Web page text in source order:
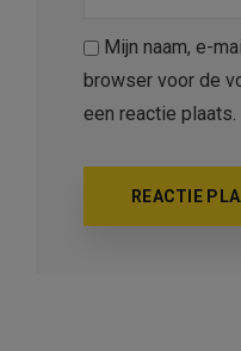
Mijn naam, e-
browser voor de
een reactie plaats.